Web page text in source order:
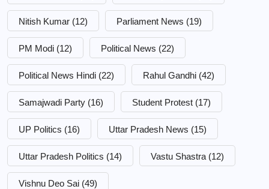
Nitish Kumar (12) Parliament News (19)
PM Modi (12) Political News (22)
Political News Hindi (22) Rahul Gandhi (42)
Samajwadi Party (16) Student Protest (17)
UP Politics (16) Uttar Pradesh News (15)
Uttar Pradesh Politics (14) Vastu Shastra (12)
Vishnu Deo Sai (49)